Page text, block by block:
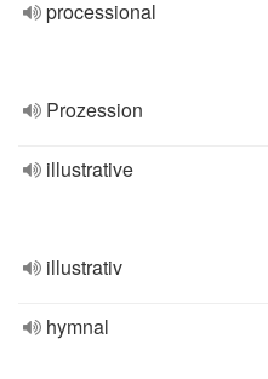
processional
Prozession
illustrative
illustrativ
hymnal